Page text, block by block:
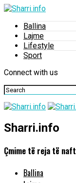
Ballina
Lajme
Lifestyle
Sport
Connect with us
Sharri.info
Çmime të reja të
Ballina